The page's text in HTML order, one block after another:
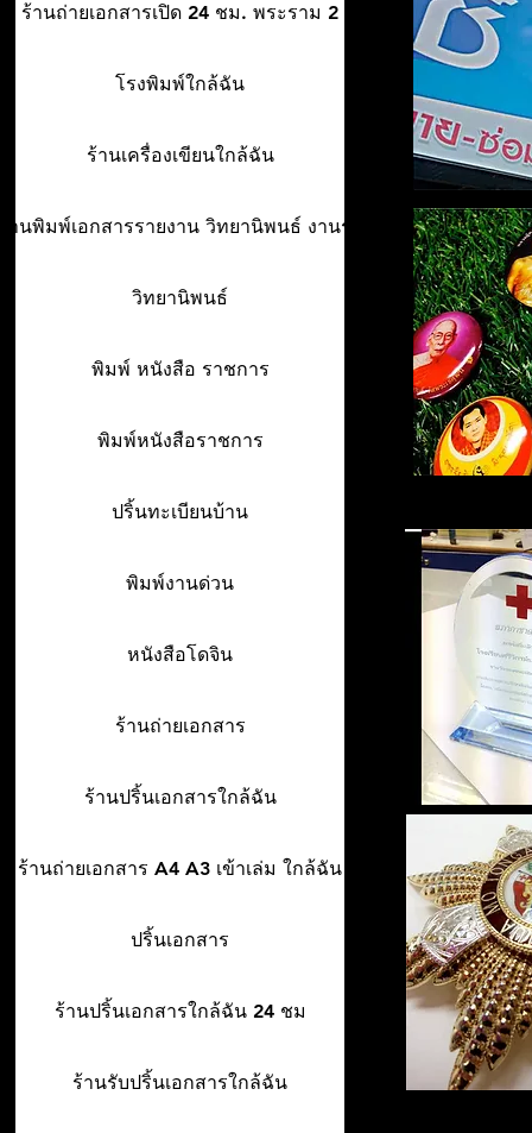
ร้านถ่ายเอกสารเปิด 24 ชม. พระราม 2
โรงพิมพ์ใกล้ฉัน
ร้านเครื่องเขียนใกล้ฉัน
านพิมพ์เอกสารรายงาน วิทยานิพนธ์ งานรา
วิทยานิพนธ์
พิมพ์ หนังสือ ราชการ
พิมพ์หนังสือราชการ
ปริ้นทะเบียนบ้าน
พิมพ์งานด่วน
หนังสือโดจิน
ร้านถ่ายเอกสาร
ร้านปริ้นเอกสารใกล้ฉัน
ร้านถ่ายเอกสาร A4 A3 เข้าเล่ม ใกล้ฉัน
ปริ้นเอกสาร
ร้านปริ้นเอกสารใกล้ฉัน 24 ชม
ร้านรับปริ้นเอกสารใกล้ฉัน